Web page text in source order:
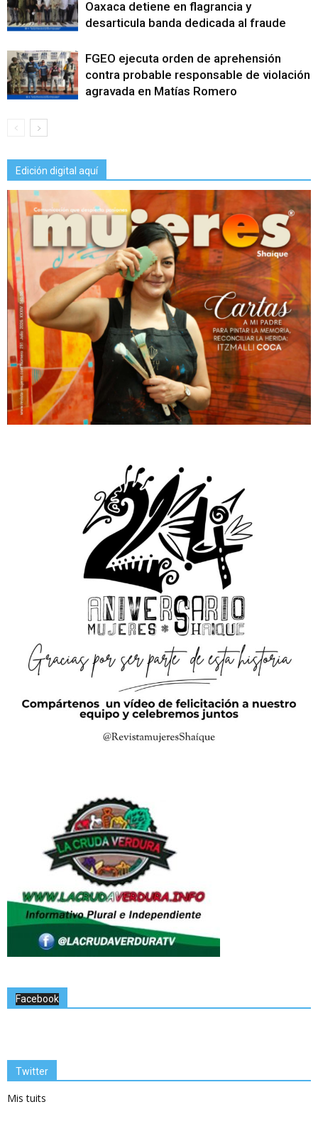
Oaxaca detiene en flagrancia y
desarticula banda dedicada al fraude
FGEO ejecuta orden de aprehensión
contra probable responsable de violación
agravada en Matías Romero
Edición digital aquí
Facebook
Twitter
Mis tuits